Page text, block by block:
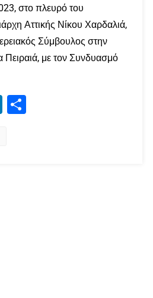
στο πλευρό του
Αττικής Νίκου Χαρδαλιά,
Σύμβουλος στην
Πειραιά, με τον Συνδυασμό
LinkedIn